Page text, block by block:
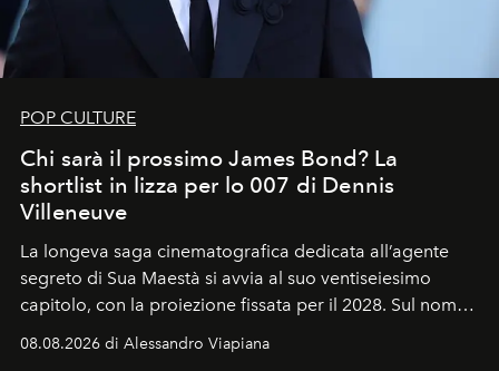
POP CULTURE
Chi sarà il prossimo James Bond? La
shortlist in lizza per lo 007 di Dennis
Villeneuve
La longeva saga cinematografica dedicata all’agente
segreto di Sua Maestà si avvia al suo ventiseiesimo
capitolo, con la proiezione fissata per il 2028. Sul nome
dell’attore chiamato a raccogliere l’eredità di Daniel
Craig, però, regna ancora il più assoluto riserbo.
08.08.2026 di Alessandro Viapiana